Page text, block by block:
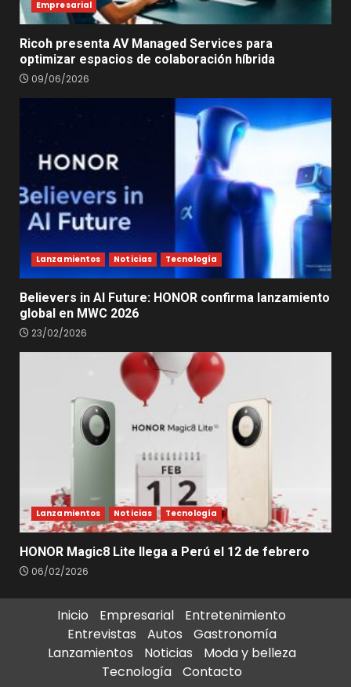
Empresarial
Ricoh presenta AV Managed Services para
optimizar espacios de colaboración híbrida
09/06/2026
Lanzamientos Noticias Tecnología
Believers in AI Future: HONOR confirma lanzamiento
global en MWC 2026
23/02/2026
Lanzamientos Noticias Tecnología
HONOR Magic8 Lite llega a Perú el 12 de febrero
06/02/2026
Inicio Empresarial
Entretenimiento
Entrevistas
Autos
Gastronomía
Lanzamientos
Noticias
Moda y belleza
Tecnología
Contacto